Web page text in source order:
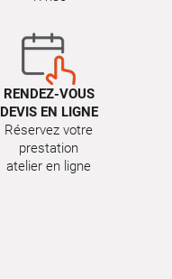
RENDEZ-VOUS
DEVIS EN LIGNE
Réservez votre
prestation
atelier en ligne